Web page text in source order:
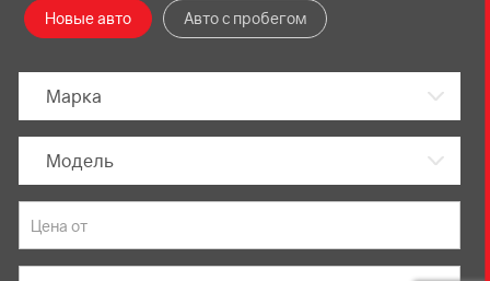
Новые авто Авто с пробегом
Марка
Модель